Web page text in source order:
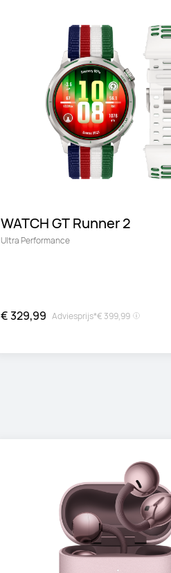
WATCH GT Runner 2
Ultra Performance
€ 329,99 Adviesprijs*€ 399,99